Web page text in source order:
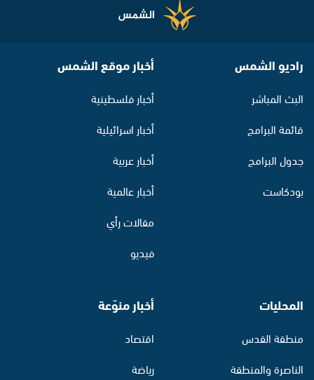
راديو الشمس
البث المباشر
قائمة البرامج
جدول البرامج
بودكاست
أخبار موقع الشمس
أخبار فلسطينية
أخبار اسرائيلية
أخبار عربية
أخبار عالمية
مقالات رأي
فيديو
المحليات
منطقة القدس
الناصرة والمنطقة
أخبار منوّعة
اقتصاد
رياضة